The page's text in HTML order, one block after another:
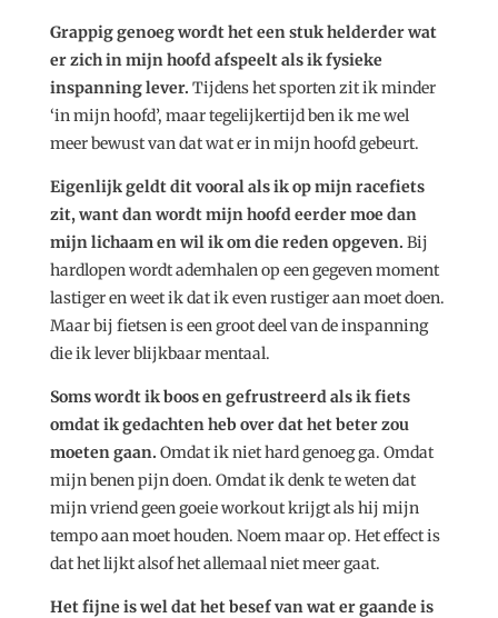
Grappig genoeg wordt het een stuk helderder wat
er zich in mijn hoofd afspeelt als ik fysieke
inspanning lever. Tijdens het sporten zit ik minder
‘in mijn hoofd’, maar tegelijkertijd ben ik me wel
meer bewust van dat wat er in mijn hoofd gebeurt.
Eigenlijk geldt dit vooral als ik op mijn racefiets
zit, want dan wordt mijn hoofd eerder moe dan
mijn lichaam en wil ik om die reden opgeven. Bij
hardlopen wordt ademhalen op een gegeven moment
lastiger en weet ik dat ik even rustiger aan moet doen.
Maar bij fietsen is een groot deel van de inspanning
die ik lever blijkbaar mentaal.
Soms wordt ik boos en gefrustreerd als ik fiets
omdat ik gedachten heb over dat het beter zou
moeten gaan. Omdat ik niet hard genoeg ga. Omdat
mijn benen pijn doen. Omdat ik denk te weten dat
mijn vriend geen goeie workout krijgt als hij mijn
tempo aan moet houden. Noem maar op. Het effect is
dat het lijkt alsof het allemaal niet meer gaat.
Het fijne is wel dat het besef van wat er gaande is